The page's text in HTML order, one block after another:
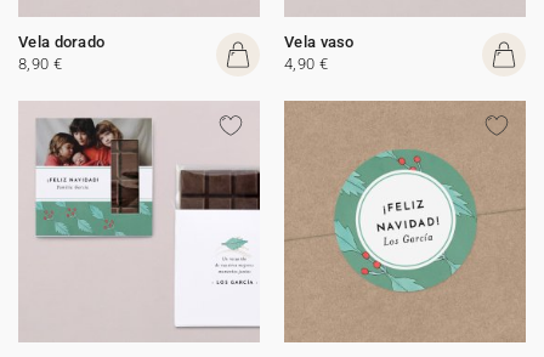
Vela dorado
8,90 €
Vela vaso
4,90 €